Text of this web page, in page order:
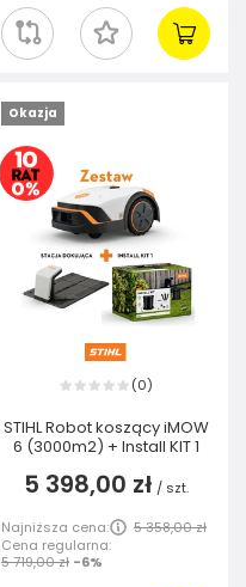
Okazja
(0)
STIHL Robot koszący iMOW
6 (3000m2) + Install KIT 1
5 398,00 zł / szt.
Najniższa cena:
5 358,00 zł
Cena regularna:
5 719,00 zł -6%